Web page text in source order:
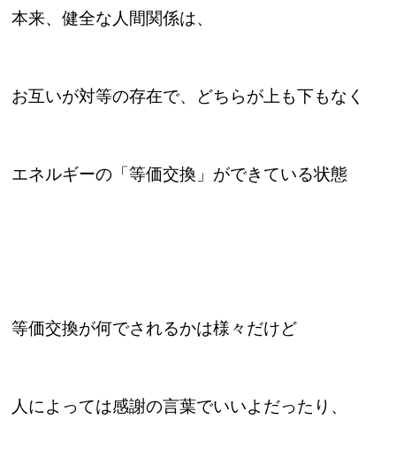
本来、健全な人間関係は、
お互いが対等の存在で、どちらが上も下もなく
エネルギーの「等価交換」ができている状態
等価交換が何でされるかは様々だけど
人によっては感謝の言葉でいいよだったり、